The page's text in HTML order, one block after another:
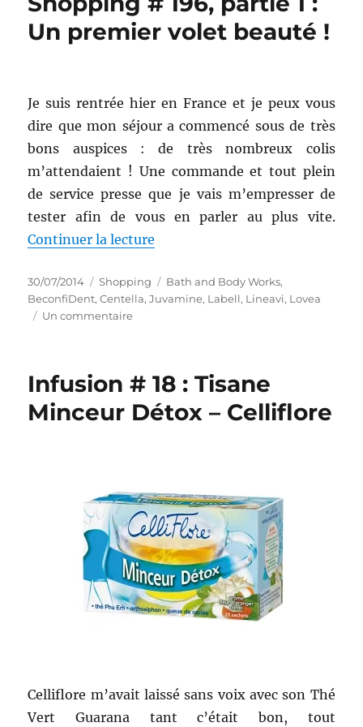
:
When
beauty
Un premier volet beauté !
Je suis rentrée hier en France et je peux vous
dire que mon séjour a commencé sous de très
bons auspices : de très nombreux colis
m’attendaient ! Une commande et tout plein
de service presse que je vais m’empresser de
tester afin de vous en parler au plus vite.
Continuer la lecture
Publié
le
30/07/2014 Catégories
Shopping Étiquettes
Bath and Body Works,
BeconfiDent,Centella,Juvamine, Labell, Lineavi, Lovea
Un commentairesur
partie
:
!
Infusion # 18 : Tisane
Minceur Détox – Celliflore
Celliflore m’avait laissé sans voix avec son Thé
Vert Guarana tant c’était bon, tout